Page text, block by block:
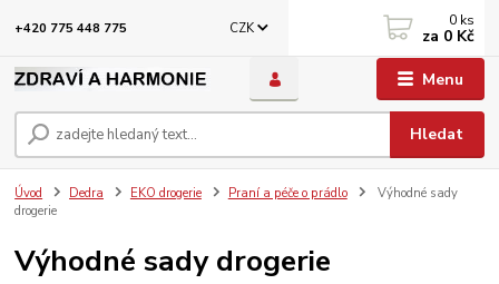
Menu
CZK
Hledat
+420 775 448 775 0 ks
za 0 Kč
Úvod Dedra EKO drogerie Praní a péče o prádlo
Výhodné sady
drogerie
Výhodné sady drogerie